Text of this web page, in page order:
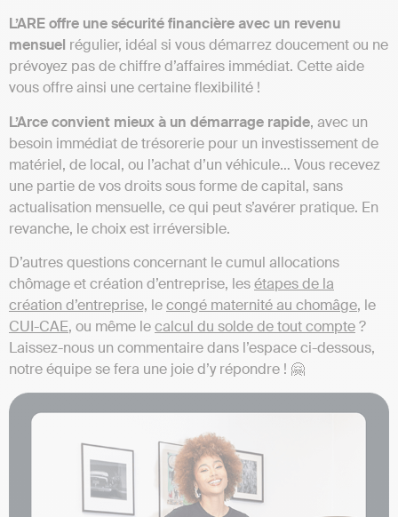
L’ARE offre une sécurité financière avec un revenu
mensuel régulier, idéal si vous démarrez doucement ou ne
prévoyez pas de chiffre d’affaires immédiat. Cette aide
vous offre ainsi une certaine flexibilité !
L’Arce convient mieux à un démarrage rapide, avec un
besoin immédiat de trésorerie pour un investissement de
matériel, de local, ou l’achat d’un véhicule… Vous recevez
une partie de vos droits sous forme de capital, sans
actualisation mensuelle, ce qui peut s’avérer pratique. En
revanche, le choix est irréversible.
D’autres questions concernant le cumul allocations
chômage et création d’entreprise, lesétapes de la
création d’entreprise, lecongé maternité au chomâge, le
CUI-CAE, ou même lecalcul du solde de tout compte?
Laissez-nous un commentaire dans l’espace ci-dessous,
notre équipe se fera une joie d’y répondre ! 🤗